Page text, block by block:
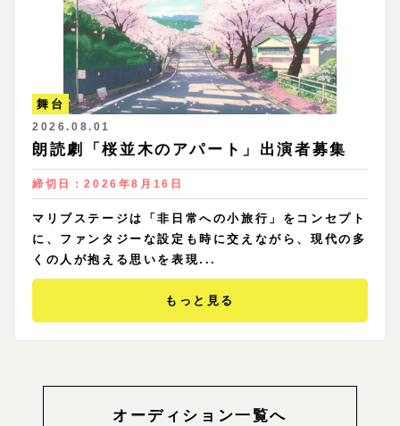
舞台
2026.08.01
朗読劇「桜並木のアパート」出演者募集
締切日：2026年8月16日
マリブステージは「非日常への小旅行」をコンセプト
に、ファンタジーな設定も時に交えながら、現代の多
くの人が抱える思いを表現...
もっと見る
オーディション一覧へ